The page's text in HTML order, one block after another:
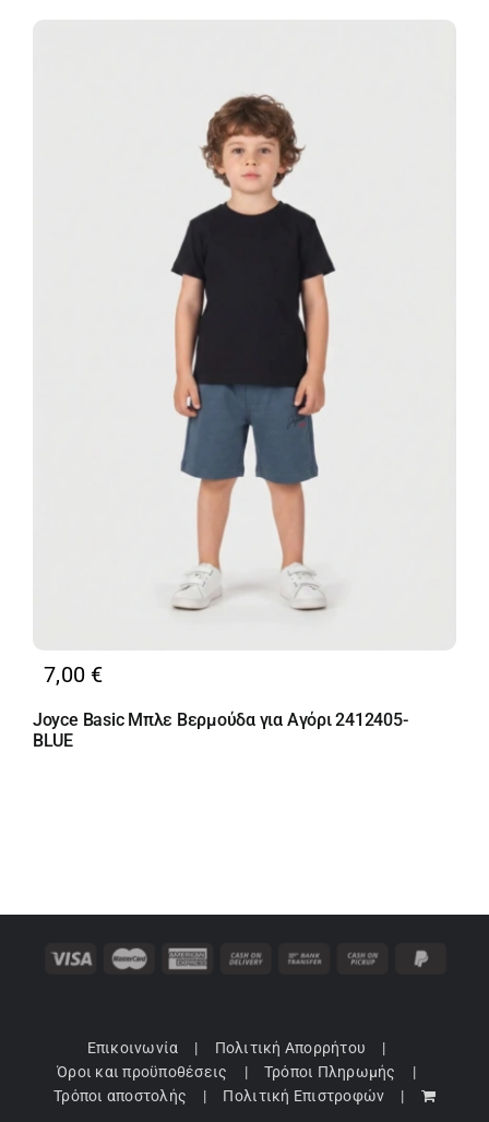
7,00 €
Joyce Basic Μπλε Βερμούδα για Αγόρι 2412405-
BLUE
Επικοινωνία
Πολιτική Απορρήτου
Όροι και προϋποθέσεις
Τρόποι Πληρωμής
Τρόποι αποστολής
Πολιτική Επιστροφών